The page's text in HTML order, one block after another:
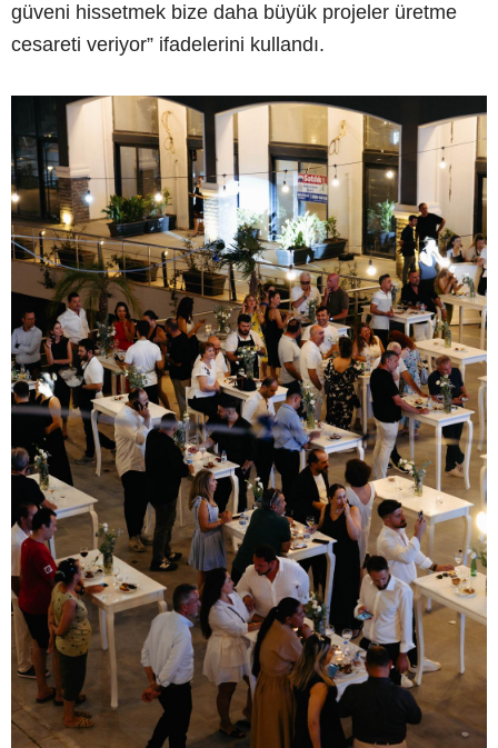
güveni hissetmek bize daha büyük projeler üretme
cesareti veriyor” ifadelerini kullandı.